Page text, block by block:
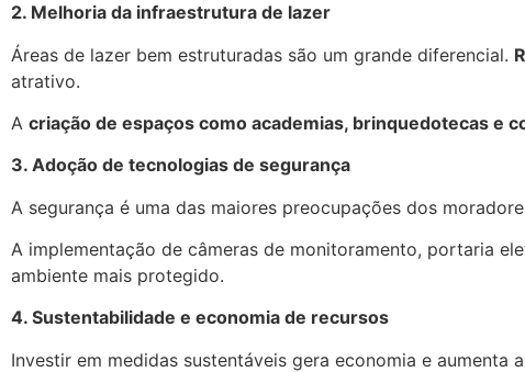
2. Melhoria da infraestrutura de lazer
Áreas de lazer bem estruturadas são um grande diferencial.
atrativo.
A criação de espaços como academias, brinquedotecas e
3. Adoção de tecnologias de segurança
A segurança é uma das maiores preocupações dos
A implementação de câmeras de monitoramento, portaria
ambiente mais protegido.
4. Sustentabilidade e economia de recursos
Investir em medidas sustentáveis gera economia e aumenta a